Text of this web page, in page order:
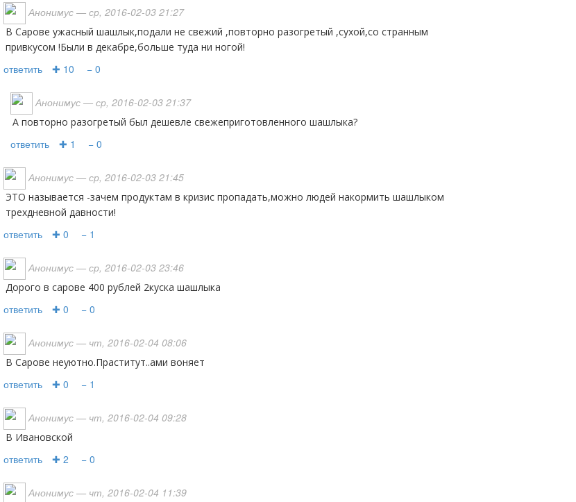
Анонимус — ср, 2016-02-03 21:27
В Сарове ужасный шашлык,подали не свежий ,повторно разогретый ,сухой,со странным
привкусом !Были в декабре,больше туда ни ногой!
ответить ✚ 10 − 0
Анонимус — ср, 2016-02-03 21:37
А повторно разогретый был дешевле свежеприготовленного шашлыка?
ответить ✚ 1 − 0
Анонимус — ср, 2016-02-03 21:45
ЭТО называется -зачем продуктам в кризис пропадать,можно людей накормить шашлыком
трехдневной давности!
ответить ✚ 0 − 1
Анонимус — ср, 2016-02-03 23:46
Дорого в сарове 400 рублей 2куска шашлыка
ответить ✚ 0 − 0
Анонимус — чт, 2016-02-04 08:06
В Сарове неуютно.Праститут..ами воняет
ответить ✚ 0 − 1
Анонимус — чт, 2016-02-04 09:28
В Ивановской
ответить ✚ 2 − 0
Анонимус — чт, 2016-02-04 11:39